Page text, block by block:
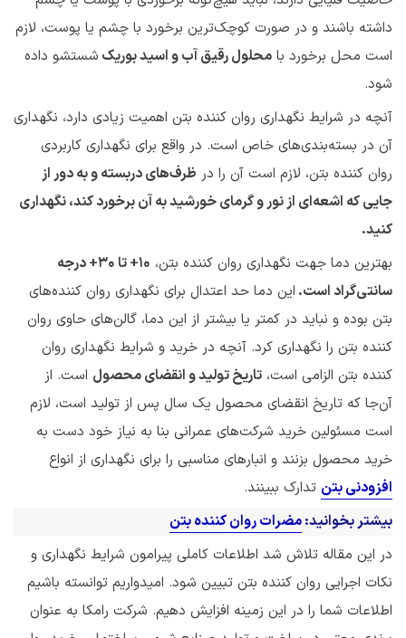
داشته باشند و در صورت کوچک‌ترین برخورد با چشم یا پوست، لازم
است محل برخورد با محلول رقیق آب و اسید بوریک شستشو داده
شود.
آنچه در شرایط نگهداری روان کننده بتن اهمیت زیادی دارد، نگهداری
آن در بسته‌بندی‌های خاص است. در واقع برای نگهداری کاربردی
روان کننده بتن، لازم است آن را در ظرف‌های دربسته و به دور از
جایی که اشعه‌ای از نور و گرمای خورشید به آن برخورد کند، نگهداری
کنید.
بهترین دما جهت نگهداری روان کننده بتن، 10+ تا 30 +درجه
سانتی‌گراد است. این دما حد اعتدال برای نگهداری روان کننده‌های
بتن بوده و نباید در کمتر یا بیشتر از این دما، گالن‌های حاوی روان
کننده بتن را نگهداری کرد. آنچه در خرید و شرایط نگهداری روان
کننده بتن الزامی است، تاریخ تولید و انقضای محصول است. از
آن‌جا که تاریخ انقضای محصول یک سال پس از تولید است، لازم
است مسئولین خرید شرکت‌های عمرانی بنا به نیاز خود دست به
خرید محصول بزنند و انبارهای مناسبی را برای نگهداری از انواع
افزودنی بتن تدارک ببینند.
بیشتر بخوانید:مضرات روان کننده بتن
در این مقاله تلاش شد اطلاعات کاملی پیرامون شرایط نگهداری و
نکات اجرایی روان کننده بتن تبیین شود. امیدواریم توانسته باشیم
اطلاعات شما را در این زمینه افزایش دهیم. شرکت رامکا به عنوان